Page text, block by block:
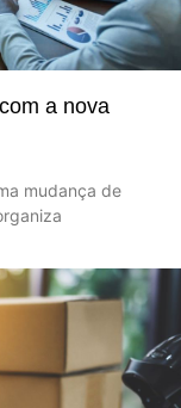
a nova
mudança de